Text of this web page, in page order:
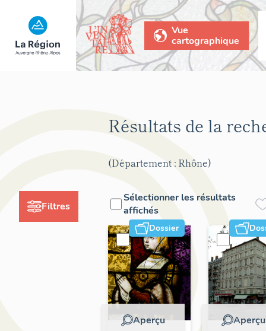
Vue
cartographique
Filtres
Résultats de la
(Département : Rhône)
Sélectionner les résultats
affichés
Dossier
Aperçu Aperçu